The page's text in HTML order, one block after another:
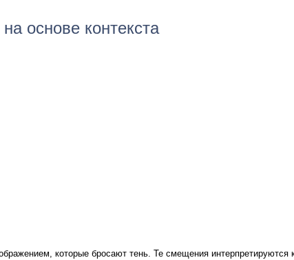
основе контекста
которые бросают тень. Те смещения